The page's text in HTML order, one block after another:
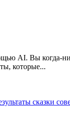
AI. Вы когда-
которые...
сказки